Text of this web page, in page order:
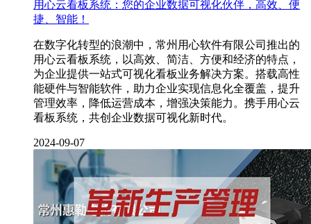
用心云看板系统：您的企业数据可视化伙伴，高效、便
捷、智能！
在数字化转型的浪潮中，常州用心软件有限公司推出的
用心云看板系统，以高效、简洁、方便和经济的特点，
为企业提供一站式可视化看板业务解决方案。搭载高性
能硬件与智能软件，助力企业实现信息化全覆盖，提升
管理效率，降低运营成本，增强决策能力。携手用心云
看板系统，共创企业数据可视化新时代。
2024-09-07